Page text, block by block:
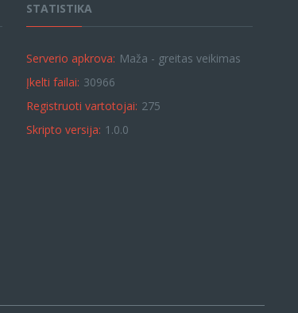
STATISTIKA
Serverio apkrova: Maža - greitas veikimas
Įkelti failai: 30966
Registruoti vartotojai: 275
Skripto versija: 1.0.0